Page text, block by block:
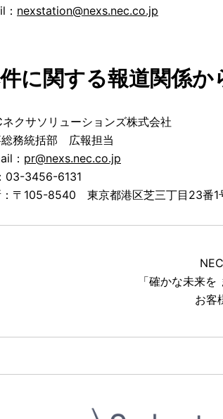
nexstation@nexs.nec.co.jp
に関する報道関係
ネクサソリューションズ株式会社
総務統括部 広報担当
： pr@nexs.nec.co.jp
03-3456-6131
〒105-8540 東京都港区芝三丁目23番
「確かな未来
お客